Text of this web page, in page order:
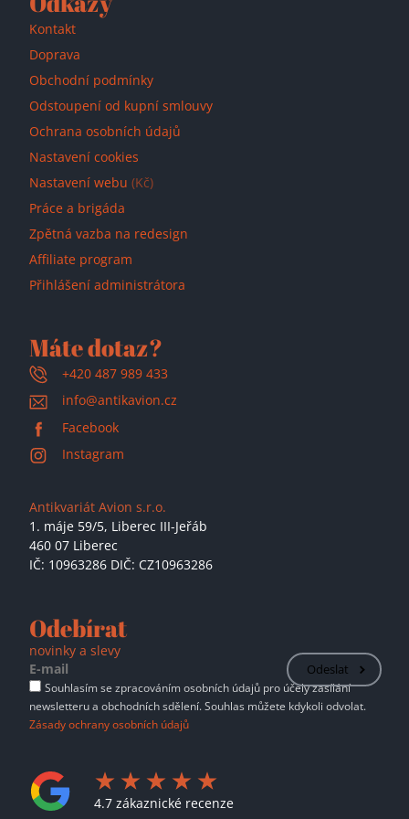
Kontakt
Doprava
Obchodní podmínky
Odstoupení od kupní smlouvy
Ochrana osobních údajů
Nastavení cookies
Nastavení webu (Kč)
Práce a brigáda
Zpětná vazba na redesign
Affiliate program
Přihlášení administrátora
Máte dotaz?
+420 487 989 433
info@antikavion.cz
Facebook
Instagram
Antikvariát Avion s.r.o.
1. máje 59/5, Liberec III-Jeřáb
460 07 Liberec
IČ: 10963286 DIČ: CZ10963286
Odebírat
novinky a slevy
Odeslat
Souhlasím se zpracováním osobních údajů pro účely zasílání
newsletteru a obchodních sdělení. Souhlas můžete kdykoli odvolat.
Zásady ochrany osobních údajů
4.7 zákaznické recenze